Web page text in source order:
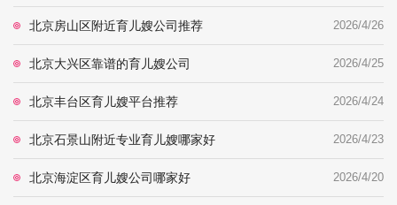
北京房山区附近育儿嫂公司推荐 2026/4/26
北京大兴区靠谱的育儿嫂公司 2026/4/25
北京丰台区育儿嫂平台推荐 2026/4/24
北京石景山附近专业育儿嫂哪家好 2026/4/23
北京海淀区育儿嫂公司哪家好 2026/4/20